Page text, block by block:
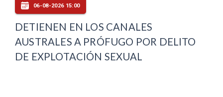
06-08-2026 15:00
DETIENEN EN LOS CANALES
AUSTRALES A PRÓFUGO POR DELITO
DE EXPLOTACIÓN SEXUAL